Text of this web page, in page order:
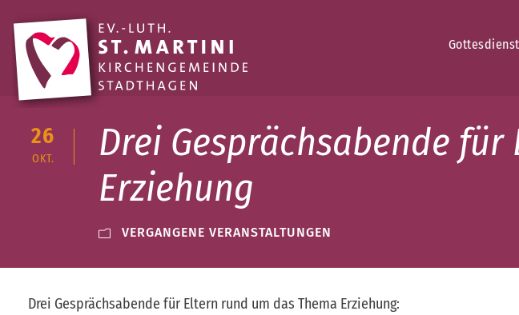
26
OKT.
Drei Gesprächsabende
Erziehung
VERGANGENE VERANSTALTUNGEN
Drei Gesprächsabende für Eltern rund um das Thema Erziehung: